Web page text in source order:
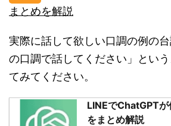
まとめを解説
実際に話して欲しい口調の例の
の口調で話してください」とい
てみてください。
LINEでChatGPT
をまとめ解説